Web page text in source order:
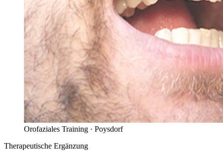
Orofaziales Training · Poysdorf
Therapeutische Ergänzung